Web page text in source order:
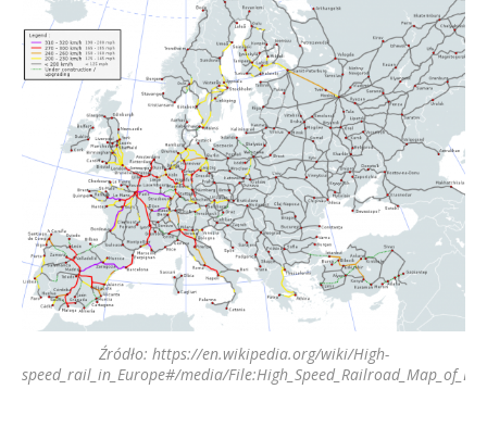
Źródło: https://en.wikipedia.org/wiki/High-
speed_rail_in_Europe#/media/